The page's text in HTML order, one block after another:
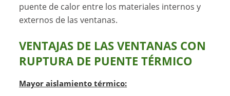
puente de calor entre los materiales internos y
externos de las ventanas.
VENTAJAS DE LAS VENTANAS CON
RUPTURA DE PUENTE TÉRMICO
Mayor aislamiento térmico: